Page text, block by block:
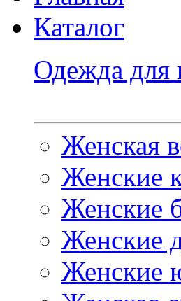
Каталог
Одежда для
Женская
Женские
Женские
Женские
Женские